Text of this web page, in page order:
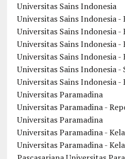
Universitas Sains Indonesia
Universitas Sains Indonesia -
Universitas Sains Indonesia -
Universitas Sains Indonesia -
Universitas Sains Indonesia -
Universitas Sains Indonesia -
Universitas Sains Indonesia -
Universitas Paramadina
Universitas Paramadina -
Universitas Paramadina
Universitas Paramadina -
Universitas Paramadina -